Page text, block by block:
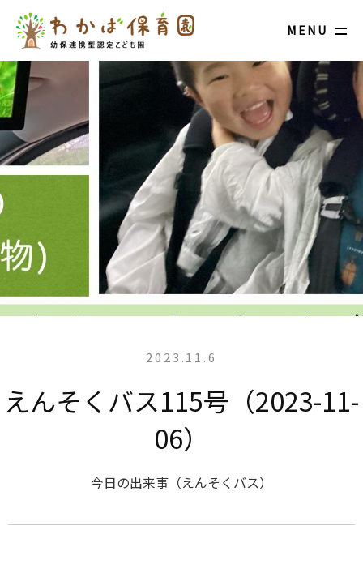
MENU
2023.11.6
えんそくバス115号（2023-11-
06）
今日の出来事（えんそくバス）